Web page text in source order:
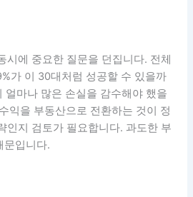
시에 중요한 질문을 던집니다. 전체
가 이 30대처럼 성공할 수 있을까
얼마나 많은 손실을 감수해야 했을
익을 부동산으로 전환하는 것이 정
인지 검토가 필요합니다. 과도한 부
문입니다.